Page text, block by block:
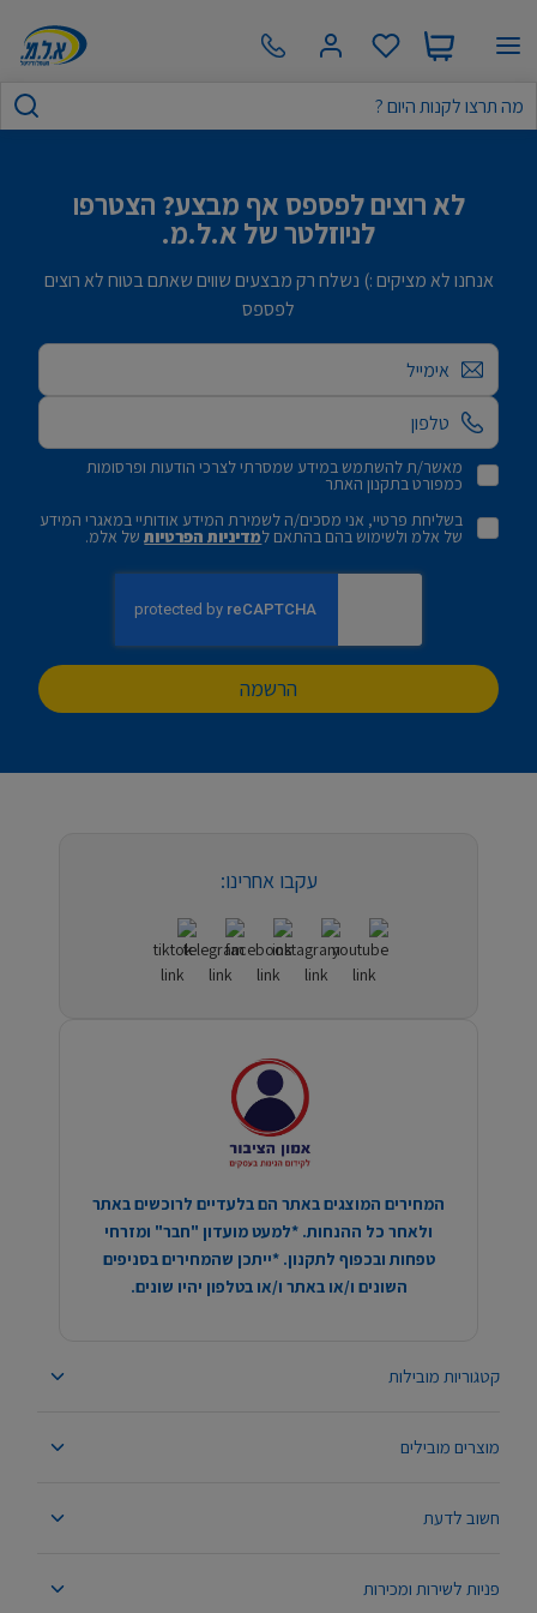
לא רוצים לפספס אף מבצע? הצטרפו
לניוזלטר של א.ל.מ.
אנחנו לא מציקים :) נשלח רק מבצעים שווים שאתם בטוח לא רוצים
לפספס
אימייל
מאשר/ת להשתמש במידע שמסרתי לצרכי הודעות ופרסומות
כמפורט בתקנון האתר
בשליחת פרטיי, אני מסכים/ה לשמירת המידע אודותיי במאגרי המידע
של אלמ ולשימוש בהם בהתאם למדיניות הפרטיותשל אלמ.
הרשמה
קטגוריות מובילות
מוצרים מובילים
חשוב לדעת
פניות לשירות ומכירות
עקבו אחרינו:
המחירים המוצגים באתר הם בלעדיים לרוכשים באתר
ולאחר כל ההנחות. *למעט מועדון "חבר" ומזרחי
טפחות ובכפוף לתקנון. *ייתכן שהמחירים בסניפים
השונים ו/או באתר ו/או בטלפון יהיו שונים.